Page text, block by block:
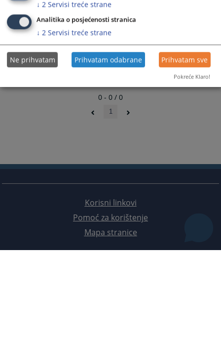
0 - 0 / 0
1
Korisni linkovi
Pomoć za korištenje
Mapa stranice
↓ 2 Servisi treće strane
Analitika o posjećenosti stranica
↓ 2 Servisi treće strane
Ne prihvatam Prihvatam odabrane Prihvatam sve
Pokreće Klaro!